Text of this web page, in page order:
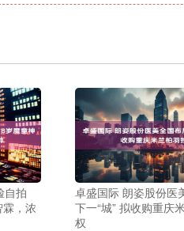
自拍
，浓
卓盛国际 朗姿股份医
下一“城” 拟收购重庆
权